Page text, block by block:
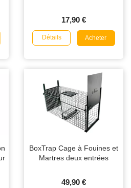
17,90 €
Détails Acheter
BoxTrap Cage à Fouines et
Martres deux entrées
49,90 €